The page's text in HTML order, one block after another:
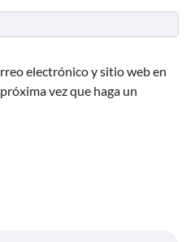
electrónico y sitio web en
vez que haga un